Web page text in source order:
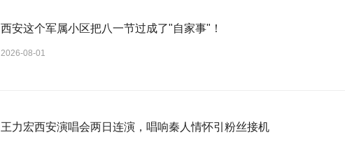
西安这个军属小区把八一节过成了"自家事"！
2026-08-01
王力宏西安演唱会两日连演，唱响秦人情怀引粉丝接机